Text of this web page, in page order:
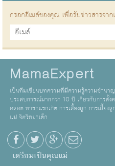
กรอกอีเมล์ของคุณ เพื่อรับข่าวสารจาก
MamaExpert
เป็นทีมเขียนบทความที่มีความรู้ความชำนา
ประสบการณ์มากกว่า 10 ปี เกี่ยวกับการตั้ง
คลอด ทารกแรกเกิด การเลี้ยงลูก การเลี้ยง
แม่ จิตวิทยาเด็ก
เตรียมเป็นคุณแม่